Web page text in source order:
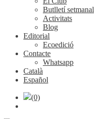
Butlletí setmanal
Activitats
Blog
Editorial
Ecoedició
Contacte
Whatsapp
Català
Español
(0)